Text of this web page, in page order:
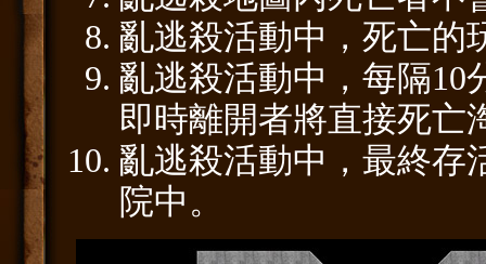
亂逃殺活動中，死亡的
亂逃殺活動中，每隔10
即時離開者將直接死亡
亂逃殺活動中，最終存
院中。